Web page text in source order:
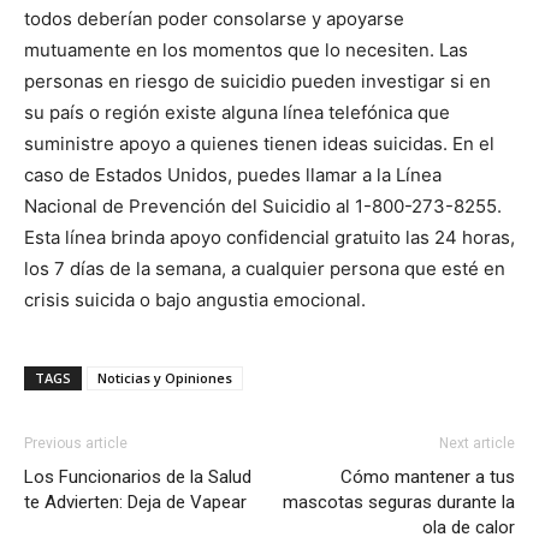
todos deberían poder consolarse y apoyarse
mutuamente en los momentos que lo necesiten. Las
personas en riesgo de suicidio pueden investigar si en
su país o región existe alguna línea telefónica que
suministre apoyo a quienes tienen ideas suicidas. En el
caso de Estados Unidos, puedes llamar a la Línea
Nacional de Prevención del Suicidio al 1-800-273-8255.
Esta línea brinda apoyo confidencial gratuito las 24 horas,
los 7 días de la semana, a cualquier persona que esté en
crisis suicida o bajo angustia emocional.
TAGS Noticias y Opiniones
Previous article
Los Funcionarios de la Salud
te Advierten: Deja de Vapear
Next article
Cómo mantener a tus
mascotas seguras durante la
ola de calor